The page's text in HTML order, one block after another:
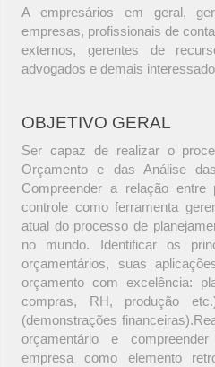
A empresários em geral,
empresas, profissionais de
externos, gerentes de
advogados e demais
OBJETIVO GERAL
Ser capaz de realizar o
Orçamento e das Análise
Compreender a relação entre
controle como ferramenta
atual do processo de
no mundo. Identificar os
orçamentários, suas
orçamento com excelência:
compras, RH, produção
(demonstrações
orçamentário e
empresa como elemento